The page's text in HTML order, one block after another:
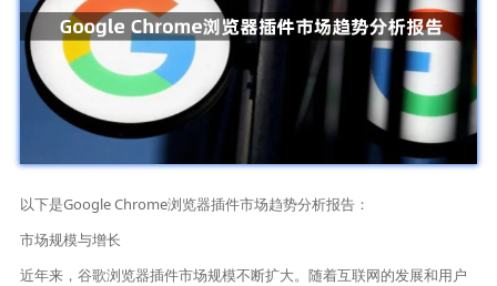
以下是Google Chrome浏览器插件市场趋势分析报告：
市场规模与增长
近年来，谷歌浏览器插件市场规模不断扩大。随着互联网的发展和用户